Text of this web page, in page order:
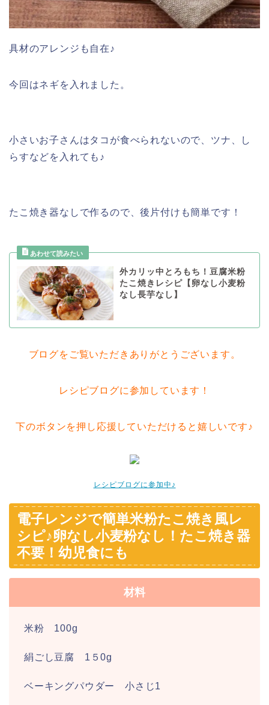
具材のアレンジも自在♪
今回はネギを入れました。
小さいお子さんはタコが食べられないので、ツナ、し
らすなどを入れても♪
たこ焼き器なしで作るので、後片付けも簡単です！
外カリッ中とろもち！豆腐米粉
たこ焼きレシピ【卵なし小麦粉
なし長芋なし】
ブログをご覧いただきありがとうございます。
レシピブログに参加しています！
下のボタンを押し応援していただけると嬉しいです♪
レシピブログに参加中♪
電子レンジで簡単米粉たこ焼き風レ
シピ♪卵なし小麦粉なし！たこ焼き器
不要！幼児食にも
材料
米粉 100g
絹ごし豆腐 1５0g
ベーキングパウダー 小さじ1